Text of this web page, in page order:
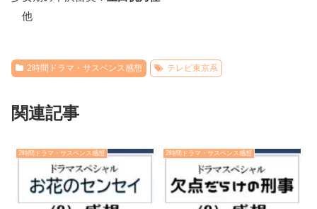
他
2時間ドラマ・サスペンス感想 テレビ東京系
関連記事
2時間ドラマ・サスペンス感想 2時間ドラマ・サスペンス感想